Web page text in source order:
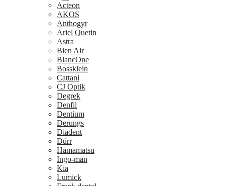
Acteon
AKOS
Anthogyr
Ariel Quetin
Astra
Bien Air
BlancOne
Bossklein
Cattani
CJ Optik
Degrek
Denfil
Dentium
Derungs
Diadent
Dürr
Hamamatsu
Ingo-man
Kia
Lumick